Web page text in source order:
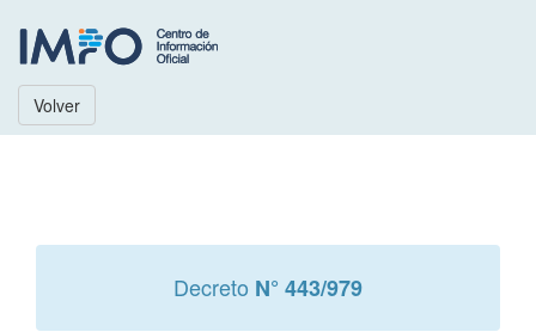
Volver
Decreto N° 443/979